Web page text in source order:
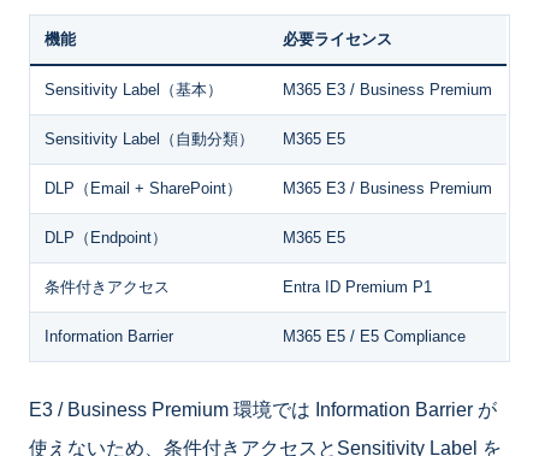
機能 必要ライセンス
Sensitivity Label（基本） M365 E3 / Business Premium
Sensitivity Label（自動分類） M365 E5
DLP（Email + SharePoint） M365 E3 / Business Premium
DLP（Endpoint） M365 E5
条件付きアクセス Entra ID Premium P1
Information Barrier M365 E5 / E5 Compliance
E3 / Business Premium 環境では Information Barrier が
使えないため、条件付きアクセスとSensitivity Label を